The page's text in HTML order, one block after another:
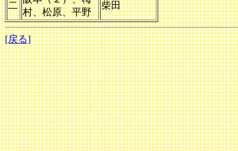
二
村、松原、平野
柴田
[戻る]